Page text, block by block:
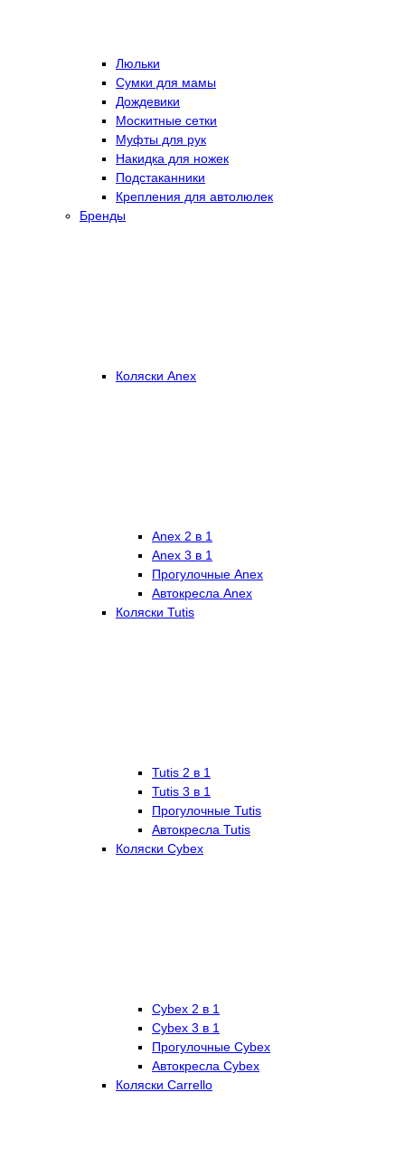
Люльки
Сумки для мамы
Дождевики
Москитные сетки
Муфты для рук
Накидка для ножек
Подстаканники
Крепления для автолюлек
Бренды
Коляски Anex
Anex 2 в 1
Anex 3 в 1
Прогулочные Anex
Автокресла Anex
Коляски Tutis
Tutis 2 в 1
Tutis 3 в 1
Прогулочные Tutis
Автокресла Tutis
Коляски Cybex
Cybex 2 в 1
Cybex 3 в 1
Прогулочные Cybex
Автокресла Cybex
Коляски Carrello